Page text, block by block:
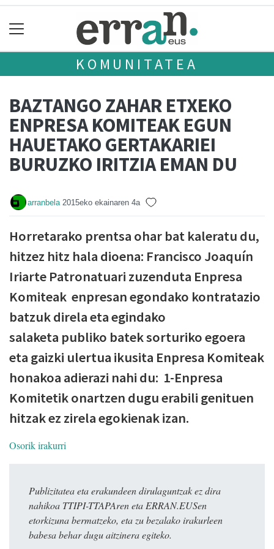
KOMUNITATEA
BAZTANGO ZAHAR ETXEKO
ENPRESA KOMITEAK EGUN
HAUETAKO GERTAKARIEI
BURUZKO IRITZIA EMAN DU
arranbela 2015eko ekainaren 4a
Horretarako prentsa ohar bat kaleratu du,
hitzez hitz hala dioena: Francisco Joaquín
Iriarte Patronatuari zuzenduta Enpresa
Komiteak enpresan egondako kontratazio
batzuk direla eta egindako
salaketa publiko batek sorturiko egoera
eta gaizki ulertua ikusita Enpresa Komiteak
honakoa adierazi nahi du: 1-Enpresa
Komitetik onartzen dugu erabili genituen
hitzak ez zirela egokienak izan.
Osorik irakurri
Publizitatea eta erakundeen dirulaguntzak ez dira
nahikoa TTIPI-TTAPAren eta ERRAN.EUSen
etorkizuna bermatzeko, eta zu bezalako irakurleen
babesa behar dugu aitzinera egiteko.